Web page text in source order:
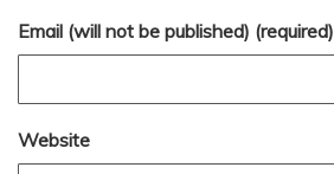
Email (will not be published) (required)
Website